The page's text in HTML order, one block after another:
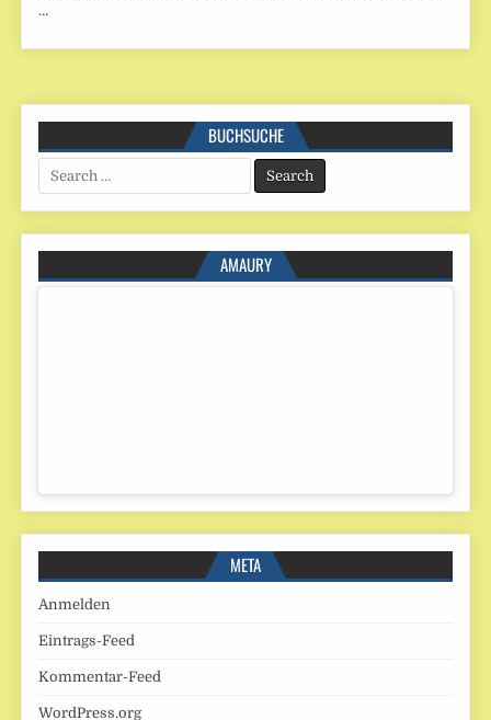
…
BUCHSUCHE
Search
for:
AMAURY
META
Anmelden
Eintrags-Feed
Kommentar-Feed
WordPress.org